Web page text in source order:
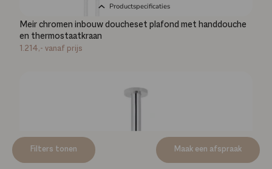
Filters tonen Maak een afspraak
Productspecificaties
Meir chromen inbouw doucheset plafond met handdouche
en thermostaatkraan
1.214,- vanaf prijs